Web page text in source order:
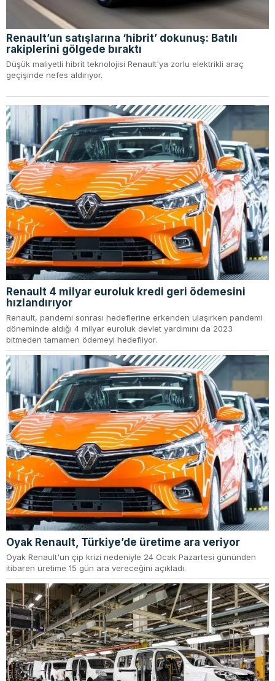
Renault’un satışlarına ‘hibrit’ dokunuş: Batılı
rakiplerini gölgede bıraktı
Düşük maliyetli hibrit teknolojisi Renault'ya zorlu elektrikli araç
geçişinde nefes aldırıyor.
Renault 4 milyar euroluk kredi geri ödemesini
hızlandırıyor
Renault, pandemi sonrası hedeflerine erkenden ulaşırken pandemi
döneminde aldığı 4 milyar euroluk devlet yardımını da 2023
bitmeden tamamen ödemeyi hedefliyor.
Oyak Renault, Türkiye’de üretime ara veriyor
Oyak Renault'un çip krizi nedeniyle 24 Ocak Pazartesi gününden
itibaren üretime 15 gün ara vereceğini açıkladı.